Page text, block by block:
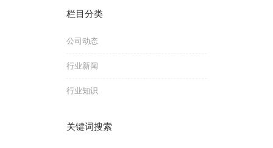
栏目分类
公司动态
行业新闻
行业知识
关键词搜索